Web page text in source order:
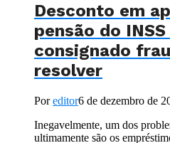
Desconto em
pensão do
consignado
resolver
Poreditor6 de dezembro de
Inegavelmente, um dos
ultimamente são os